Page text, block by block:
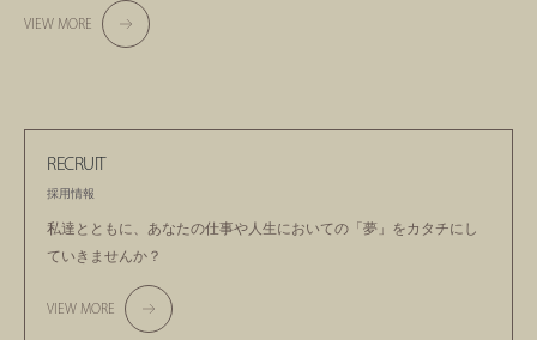
VIEW MORE
RECRUIT
採用情報
私達とともに、あなたの仕事や人生においての 「夢」をカタチにし
ていきませんか？
VIEW MORE